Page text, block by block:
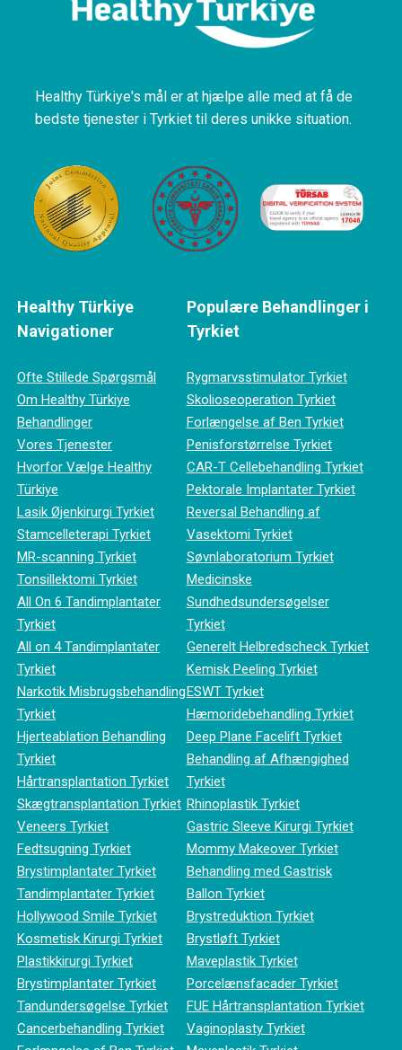
Healthy Türkiye's mål er at hjælpe alle med at få de
bedste tjenester i Tyrkiet til deres unikke situation.
Healthy Türkiye
Navigationer
Ofte Stillede Spørgsmål
Om Healthy Türkiye
Behandlinger
Vores Tjenester
Hvorfor Vælge Healthy
Türkiye
Lasik Øjenkirurgi Tyrkiet
Stamcelleterapi Tyrkiet
MR-scanning Tyrkiet
Tonsillektomi Tyrkiet
All On 6 Tandimplantater
Tyrkiet
All on 4 Tandimplantater
Tyrkiet
Narkotik Misbrugsbehandling
Tyrkiet
Hjerteablation Behandling
Tyrkiet
Hårtransplantation Tyrkiet
Skægtransplantation Tyrkiet
Veneers Tyrkiet
Fedtsugning Tyrkiet
Brystimplantater Tyrkiet
Tandimplantater Tyrkiet
Hollywood Smile Tyrkiet
Kosmetisk Kirurgi Tyrkiet
Plastikkirurgi Tyrkiet
Brystimplantater Tyrkiet
Tandundersøgelse Tyrkiet
Cancerbehandling Tyrkiet
Populære Behandlinger i
Tyrkiet
Rygmarvsstimulator Tyrkiet
Skolioseoperation Tyrkiet
Forlængelse af Ben Tyrkiet
Penisforstørrelse Tyrkiet
CAR-T Cellebehandling Tyrkiet
Pektorale Implantater Tyrkiet
Reversal Behandling af
Vasektomi Tyrkiet
Søvnlaboratorium Tyrkiet
Medicinske
Sundhedsundersøgelser
Tyrkiet
Generelt Helbredscheck Tyrkiet
Kemisk Peeling Tyrkiet
ESWT Tyrkiet
Hæmoridebehandling Tyrkiet
Deep Plane Facelift Tyrkiet
Behandling af Afhængighed
Tyrkiet
Rhinoplastik Tyrkiet
Gastric Sleeve Kirurgi Tyrkiet
Mommy Makeover Tyrkiet
Behandling med Gastrisk
Ballon Tyrkiet
Brystreduktion Tyrkiet
Brystløft Tyrkiet
Maveplastik Tyrkiet
Porcelænsfacader Tyrkiet
FUE Hårtransplantation Tyrkiet
Vaginoplasty Tyrkiet